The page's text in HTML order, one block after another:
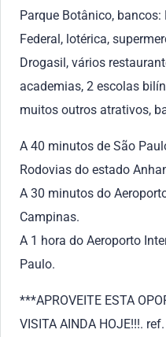
Parque Botânico,
Federal, lotérica,
Drogasil, vários
academias, 2 escolas
muitos outros atrativos,
A 40 minutos de São
Rodovias do estado
A 30 minutos do
Campinas.
A 1 hora do Aeroporto
Paulo.
***APROVEITE ESTA
VISITA AINDA HOJE!!!.